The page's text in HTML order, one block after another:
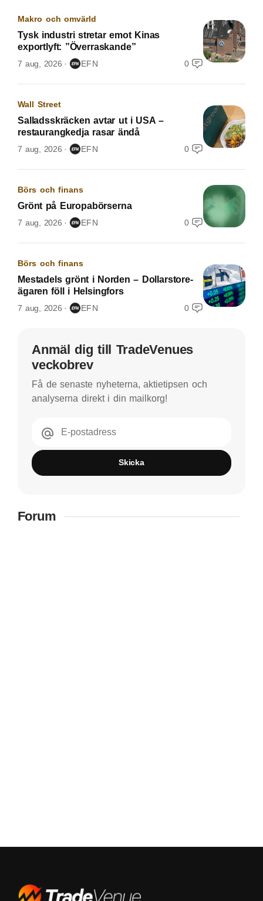
Makro och omvärld
Tysk industri stretar emot Kinas
exportlyft: ”Överraskande”
7 aug, 2026 EFN 0
Wall Street
Salladsskräcken avtar ut i USA –
restaurangkedja rasar ändå
7 aug, 2026 EFN 0
Börs och finans
Grönt på Europabörserna
7 aug, 2026 EFN 0
Börs och finans
Mestadels grönt i Norden – Dollarstore-
ägaren föll i Helsingfors
7 aug, 2026 EFN 0
Anmäl dig till TradeVenues
veckobrev
Få de senaste nyheterna, aktietipsen och
analyserna direkt i din mailkorg!
E-postadress
Skicka
Forum